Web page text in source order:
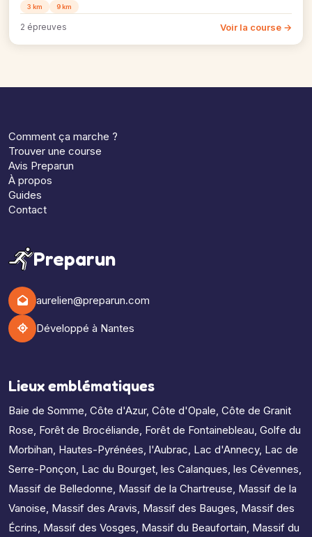
3 km 9 km
2 épreuves Voir la course →
Comment ça marche ?
Trouver une course
Avis Preparun
À propos
Guides
Contact
Preparun
aurelien@preparun.com
Développé à Nantes
Lieux emblématiques
Baie de Somme, Côte d'Azur, Côte d'Opale, Côte de Granit
Rose, Forêt de Brocéliande, Forêt de Fontainebleau, Golfe du
Morbihan, Hautes-Pyrénées, l'Aubrac, Lac d'Annecy, Lac de
Serre-Ponçon, Lac du Bourget, les Calanques, les Cévennes,
Massif de Belledonne, Massif de la Chartreuse, Massif de la
Vanoise, Massif des Aravis, Massif des Bauges, Massif des
Écrins, Massif des Vosges, Massif du Beaufortain, Massif du